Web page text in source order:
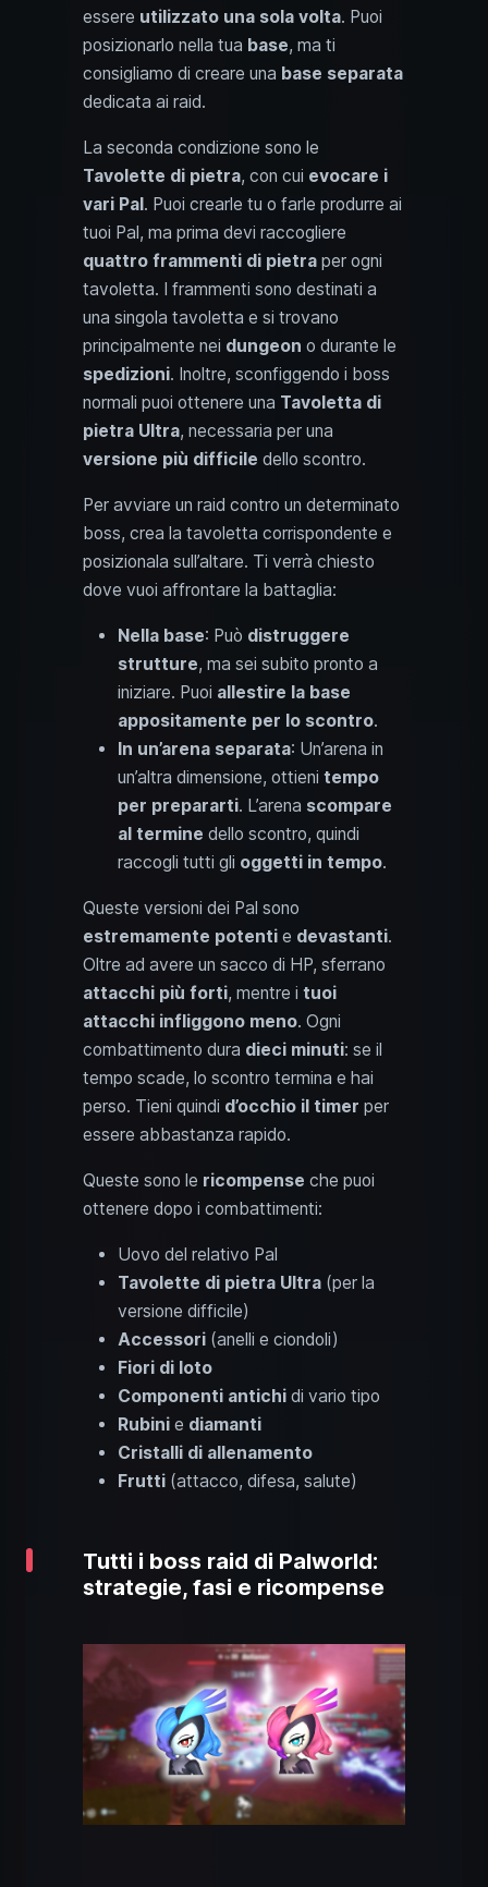
essere utilizzato una sola volta. Puoi
posizionarlo nella tua base, ma ti
consigliamo di creare una base separata
dedicata ai raid.
La seconda condizione sono le
Tavolette di pietra, con cui evocare i
vari Pal. Puoi crearle tu o farle produrre ai
tuoi Pal, ma prima devi raccogliere
quattro frammenti di pietra per ogni
tavoletta. I frammenti sono destinati a
una singola tavoletta e si trovano
principalmente nei dungeon o durante le
spedizioni. Inoltre, sconfiggendo i boss
normali puoi ottenere una Tavoletta di
pietra Ultra, necessaria per una
versione più difficile dello scontro.
Per avviare un raid contro un determinato
boss, crea la tavoletta corrispondente e
posizionala sull’altare. Ti verrà chiesto
dove vuoi affrontare la battaglia:
Nella base: Può distruggere
strutture, ma sei subito pronto a
iniziare. Puoi allestire la base
appositamente per lo scontro.
In un’arena separata: Un’arena in
un’altra dimensione, ottieni tempo
per prepararti. L’arena scompare
al termine dello scontro, quindi
raccogli tutti gli oggetti in tempo.
Queste versioni dei Pal sono
estremamente potenti e devastanti.
Oltre ad avere un sacco di HP, sferrano
attacchi più forti, mentre i tuoi
attacchi infliggono meno. Ogni
combattimento dura dieci minuti: se il
tempo scade, lo scontro termina e hai
perso. Tieni quindi d’occhio il timer per
essere abbastanza rapido.
Queste sono le ricompense che puoi
ottenere dopo i combattimenti:
Uovo del relativo Pal
Tavolette di pietra Ultra (per la
versione difficile)
Accessori (anelli e ciondoli)
Fiori di loto
Componenti antichi di vario tipo
Rubini e diamanti
Cristalli di allenamento
Frutti (attacco, difesa, salute)
Tutti i boss raid di Palworld:
strategie, fasi e ricompense